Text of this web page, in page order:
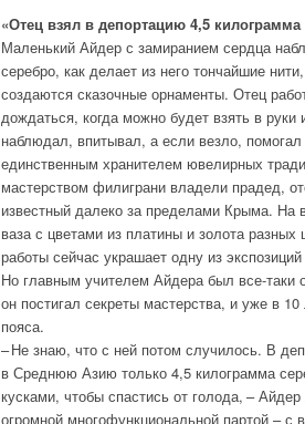
«Отец взял в депортацию 4,5 килограмма
Маленький Айдер с замиранием сердца
серебро, как делает из него тончайшие
создаются сказочные орнаменты. Отец
дождаться, когда можно будет взять в
наблюдал, впитывал, а если везло,
единственным хранителем ювелирных
мастерством филиграни владели прадед,
известный далеко за пределами Крыма. На
ваза с цветами из платины и золота
работы сейчас украшает одну из
Но главным учителем Айдера был все-таки
он постигал секреты мастерства, и уже в
пояса.
– Не знаю, что с ней потом случилось. В
в Среднюю Азию только 4,5 килограмма
кусками, чтобы спастись от голода, –
огромной многофункциональной партой –